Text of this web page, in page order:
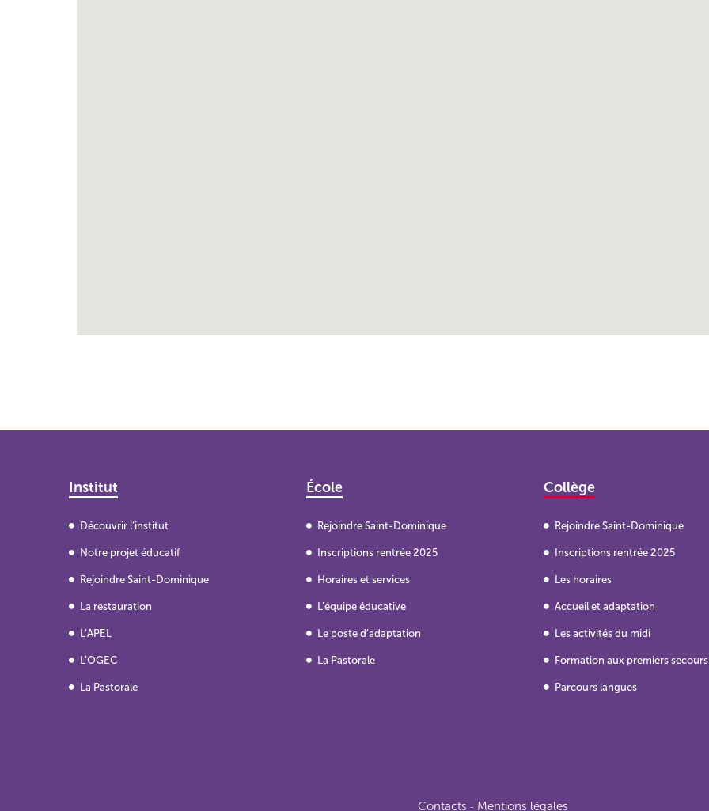
Institut
Découvrir l’institut
Notre projet éducatif
Rejoindre Saint-Dominique
La restauration
L’APEL
L’OGEC
La Pastorale
École
Rejoindre Saint-Dominique
Inscriptions rentrée 2025
Horaires et services
L’équipe éducative
Le poste d’adaptation
La Pastorale
Collège
Rejoindre Saint-Dominique
Inscriptions rentrée 2025
Les horaires
Accueil et adaptation
Les activités du midi
Formation aux premiers secours
Parcours langues
Contacts - Mentions légales